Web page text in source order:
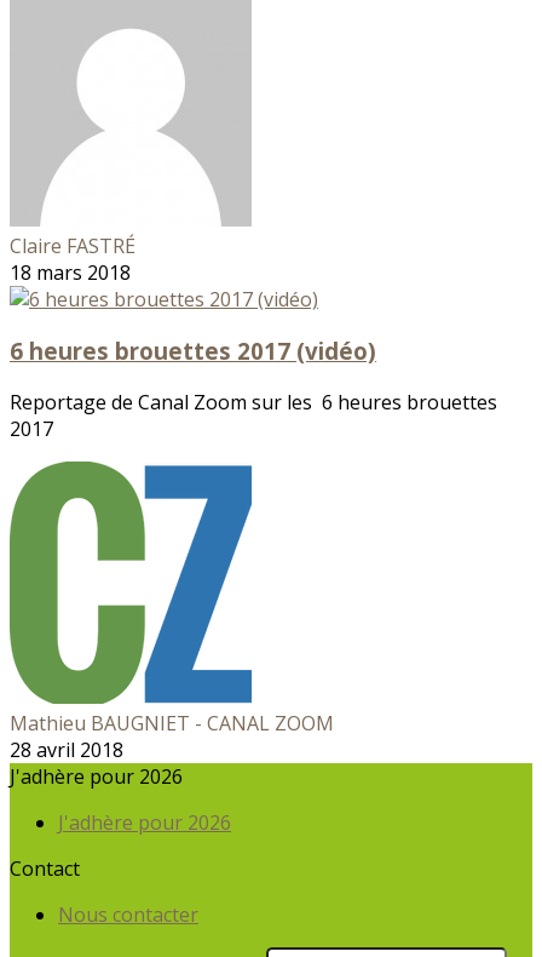
Claire FASTRÉ
18 mars 2018
6 heures brouettes 2017 (vidéo)
Reportage de Canal Zoom sur les 6 heures brouettes
2017
Mathieu BAUGNIET - CANAL ZOOM
28 avril 2018
J'adhère pour 2026
J'adhère pour 2026
Contact
Nous contacter